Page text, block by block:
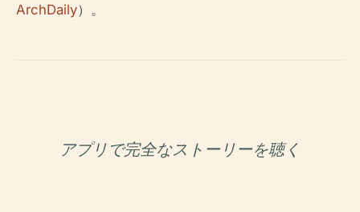
ArchDaily）。
アプリで完全なストーリーを聴く